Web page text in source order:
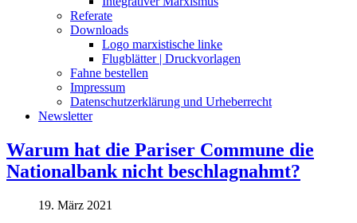
Referate
Downloads
Logo marxistische linke
Flugblätter | Druckvorlagen
Fahne bestellen
Impressum
Datenschutzerklärung und Urheberrecht
Newsletter
Warum hat die Pariser Commune die
Nationalbank nicht beschlagnahmt?
19. März 2021